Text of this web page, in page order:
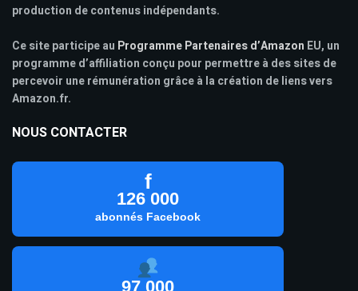
production de contenus indépendants.
Ce site participe au Programme Partenaires d’Amazon EU, un
programme d’affiliation conçu pour permettre à des sites de
percevoir une rémunération grâce à la création de liens vers
Amazon.fr.
NOUS CONTACTER
f
126 000
abonnés Facebook
97 000